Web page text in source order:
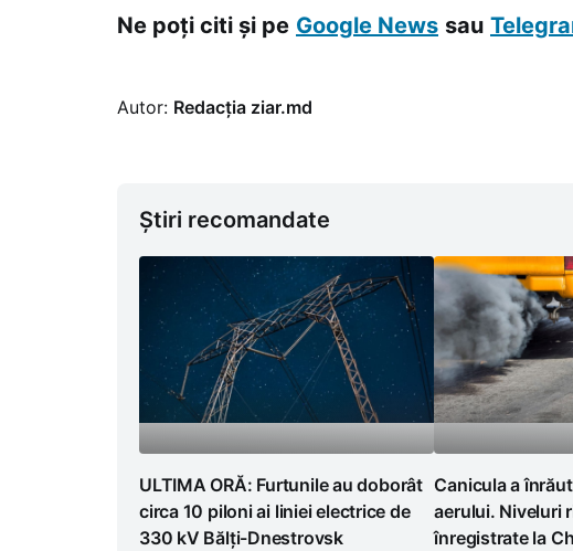
Ne poți citi și pe Google News sau
Autor: Redacția ziar.md
Știri recomandate
ULTIMA ORĂ: Furtunile au doborât
circa 10 piloni ai liniei electrice de
330 kV Bălți-Dnestrovsk
Canicula a
aerului. Niveluri
înregistrate la